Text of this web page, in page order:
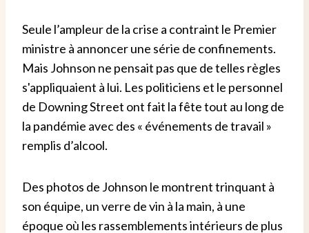
Seule l’ampleur de la crise a contraint le Premier
ministre à annoncer une série de confinements.
Mais Johnson ne pensait pas que de telles règles
s'appliquaient à lui. Les politiciens et le personnel
de Downing Street ont fait la fête tout au long de
la pandémie avec des « événements de travail »
remplis d’alcool.
Des photos de Johnson le montrent trinquant à
son équipe, un verre de vin à la main, à une
époque où les rassemblements intérieurs de plus